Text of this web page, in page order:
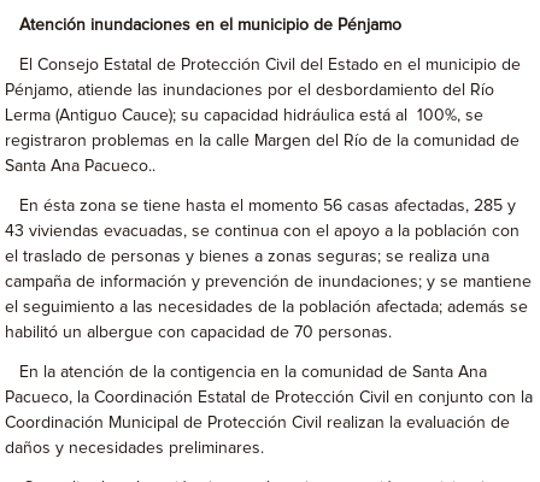
Atención inundaciones en el municipio de Pénjamo
El Consejo Estatal de Protección Civil del Estado en el municipio de
Pénjamo, atiende las inundaciones por el desbordamiento del Río
Lerma (Antiguo Cauce); su capacidad hidráulica está al 100%, se
registraron problemas en la calle Margen del Río de la comunidad de
Santa Ana Pacueco..
En ésta zona se tiene hasta el momento 56 casas afectadas, 285 y
43 viviendas evacuadas, se continua con el apoyo a la población con
el traslado de personas y bienes a zonas seguras; se realiza una
campaña de información y prevención de inundaciones; y se mantiene
el seguimiento a las necesidades de la población afectada; además se
habilitó un albergue con capacidad de 70 personas.
En la atención de la contigencia en la comunidad de Santa Ana
Pacueco, la Coordinación Estatal de Protección Civil en conjunto con la
Coordinación Municipal de Protección Civil realizan la evaluación de
daños y necesidades preliminares.